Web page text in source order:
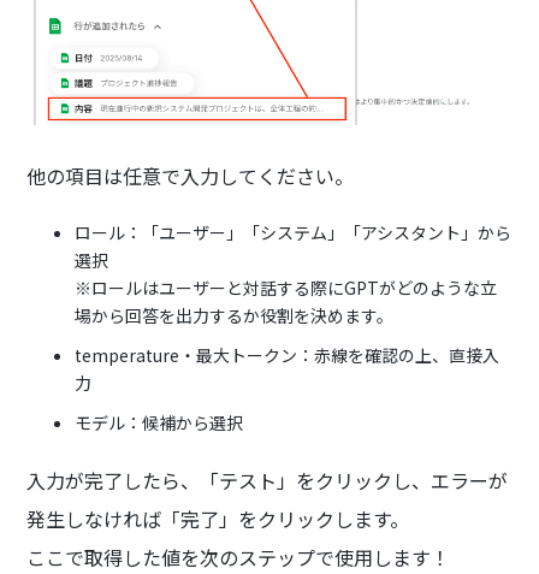
他の項目は任意で入力してください。
ロール：「ユーザー」「システム」「アシスタント」から
選択
※ロールはユーザーと対話する際にGPTがどのような立
場から回答を出力するか役割を決めます。‍‍
temperature・最大トークン：赤線を確認の上、直接入
力‍
モデル：候補から選択
入力が完了したら、「テスト」をクリックし、エラーが
発生しなければ「完了」をクリックします。
ここで取得した値を次のステップで使用します！